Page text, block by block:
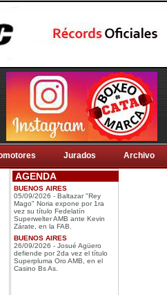
Jurados Archivo
AGENDA
BUENOS AIRES
05/09/2026 - Baltazar "Rey
Mago" Noria expone por 1ra
vez su título Fedelatín
Superwelter AMB ante Kevin
Zárate, en la FAB.
BUENOS AIRES
26/09/2026 - Josué Agüero
defiende por 2da vez el título
Superpluma Oro AMB, en el
Casino Bs As.